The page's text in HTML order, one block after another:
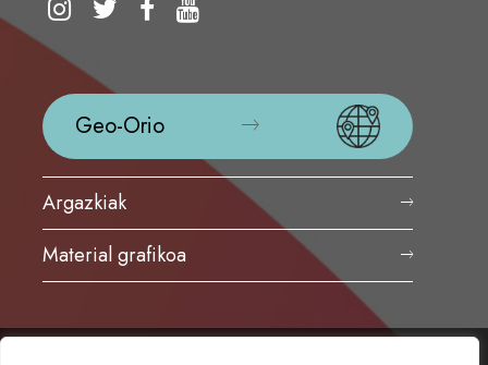
Geo-Orio
Argazkiak
Material grafikoa